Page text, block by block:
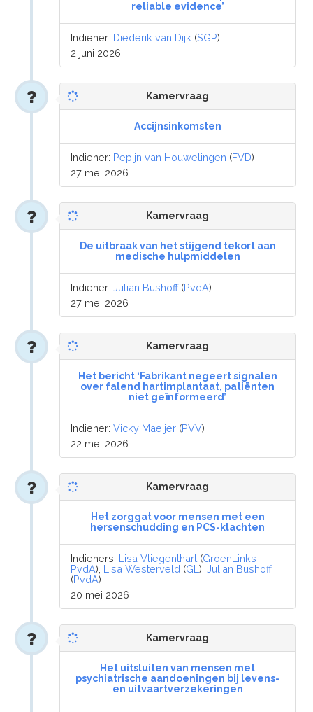
reliable evidence’
Indiener: Diederik van Dijk (SGP)
2 juni 2026
Kamervraag
Accijnsinkomsten
Indiener: Pepijn van Houwelingen (FVD)
27 mei 2026
Kamervraag
De uitbraak van het stijgend tekort aan
medische hulpmiddelen
Indiener:Julian Bushoff(PvdA)
27 mei 2026
Kamervraag
Het bericht ‘Fabrikant negeert signalen
over falend hartimplantaat, patiënten
niet geïnformeerd’
Indiener:Vicky Maeijer (PVV)
22 mei 2026
Kamervraag
Het zorggat voor mensen met een
hersenschudding en PCS-klachten
Indieners: Lisa Vliegenthart (GroenLinks-
PvdA), Lisa Westerveld (GL),Julian Bushoff
(PvdA)
20 mei 2026
Kamervraag
Het uitsluiten van mensen met
psychiatrische aandoeningen bij levens-
en uitvaartverzekeringen